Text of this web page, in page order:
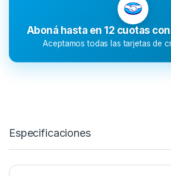
Aboná hasta en 12 cuotas
Aceptamos todas las tarjetas de
Especificaciones